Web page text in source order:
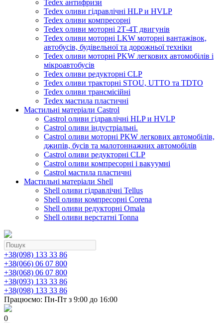
Tedex антифризи
Tedex оливи гідравлічні HLP и HVLP
Tedex оливи компресорні
Tedex оливи моторні 2Т-4Т двигунів
Tedex оливи моторні LKW моторні вантажівок,
автобусів, будівельної та дорожньої техніки
Tedex оливи моторні PKW легкових автомобілів і
мікроавтобусів
Tedex оливи редукторні CLP
Tedex оливи тракторні STOU, UTTO та TDTO
Tedex оливи трансмісійні
Tedex мастила пластичні
Мастильні матеріали Castrol
Castrol оливи гідравлічні HLP и HVLP
Castrol оливи індустріальні.
Castrol оливи моторні PKW легкових автомобілів,
джипів, бусів та малотоннажних автомобілів
Castrol оливи редукторні CLP
Castrol оливи компресорні і вакуумні
Castrol мастила пластичні
Мастильні матеріали Shell
Shell оливи гідравлічні Tellus
Shell оливи компресорні Corena
Shell оливи редукторні Omala
Shell оливи верстатні Tonna
+38(098) 133 33 86
+38(066) 06 07 800
+38(068) 06 07 800
+38(093) 133 33 86
+38(098) 133 33 86
Працюємо: Пн-Пт з 9:00 до 16:00
0